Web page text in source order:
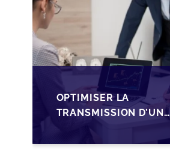
OPTIMISER LA
TRANSMISSION D’UNE
LUXEMBOURGEOISE